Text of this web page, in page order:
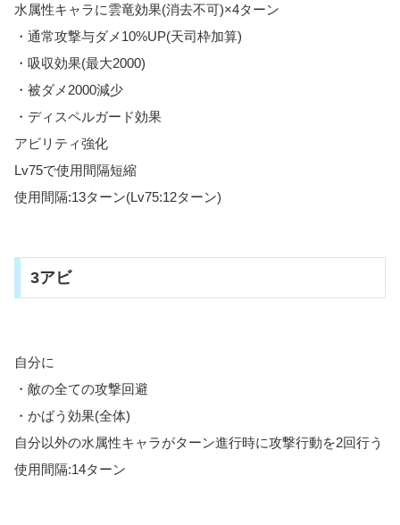
水属性キャラに雲竜効果(消去不可)×4ターン
・通常攻撃与ダメ10%UP(天司枠加算)
・吸収効果(最大2000)
・被ダメ2000減少
・ディスペルガード効果
アビリティ強化
Lv75で使用間隔短縮
使用間隔:13ターン(Lv75:12ターン)
3アビ
自分に
・敵の全ての攻撃回避
・かばう効果(全体)
自分以外の水属性キャラがターン進行時に攻撃行動を2回行う
使用間隔:14ターン